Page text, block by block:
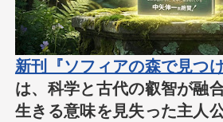
新刊『ソフィアの森で見つ
は、科学と古代の叡智が融
生きる意味を見失った主人